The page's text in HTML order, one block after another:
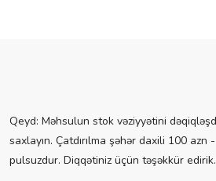
Qeyd: Məhsulun stok vəziyyətini
saxlayın. Çatdırılma şəhər daxili 100
pulsuzdur. Diqqətiniz üçün təşəkkür edirik.